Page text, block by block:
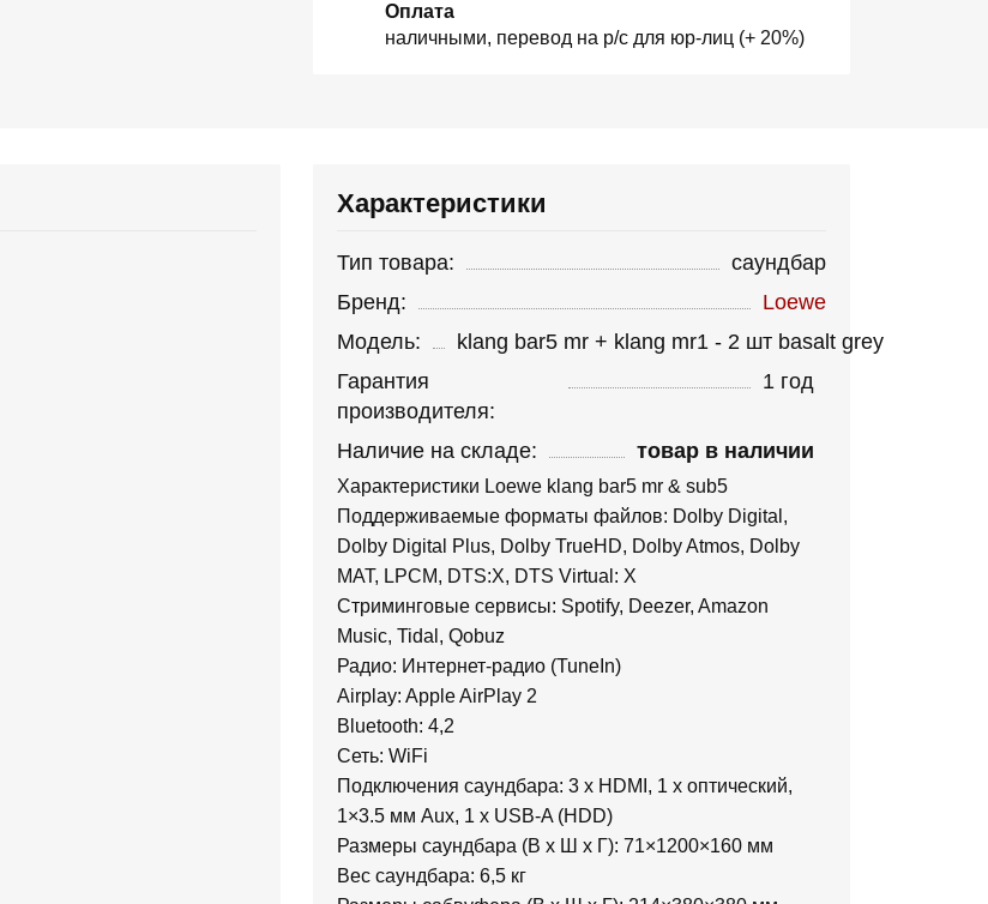
Оплата
наличными, перевод на р/с для юр-лиц (+ 20%)
Характеристики
Тип товара:
саундбар
Бренд:
Loewe
Модель:
klang bar5 mr + klang mr1 - 2 шт basalt grey
Гарантия
производителя:
1 год
Наличие на складе: товар в наличии
Характеристики Loewe klang bar5 mr & sub5
Поддерживаемые форматы файлов: Dolby Digital,
Dolby Digital Plus, Dolby TrueHD, Dolby Atmos, Dolby
MAT, LPCM, DTS:X, DTS Virtual: X
Стриминговые сервисы: Spotify, Deezer, Amazon
Music, Tidal, Qobuz
Радио: Интернет-радио (TuneIn)
Airplay: Apple AirPlay 2
Bluetooth: 4,2
Сеть: WiFi
Подключения саундбара: 3 x HDMI, 1 x оптический,
1×3.5 мм Aux, 1 x USB-A (HDD)
Размеры саундбара (В x Ш x Г): 71×1200×160 мм
Вес саундбара: 6,5 кг